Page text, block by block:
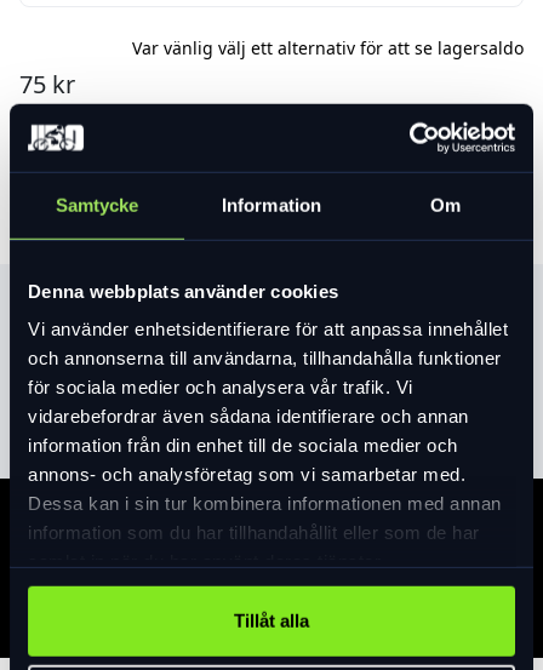
Samtycke Information Om
Denna webbplats använder cookies
Vi använder enhetsidentifierare för att anpassa innehållet
och annonserna till användarna, tillhandahålla funktioner
för sociala medier och analysera vår trafik. Vi
vidarebefordrar även sådana identifierare och annan
information från din enhet till de sociala medier och
annons- och analysföretag som vi samarbetar med.
Dessa kan i sin tur kombinera informationen med annan
information som du har tillhandahållit eller som de har
Tillåt alla
Var vänlig välj ett alternativ för att se lagersaldo
75 kr
Produktinformation
Läs merexpand_more
Specifikation